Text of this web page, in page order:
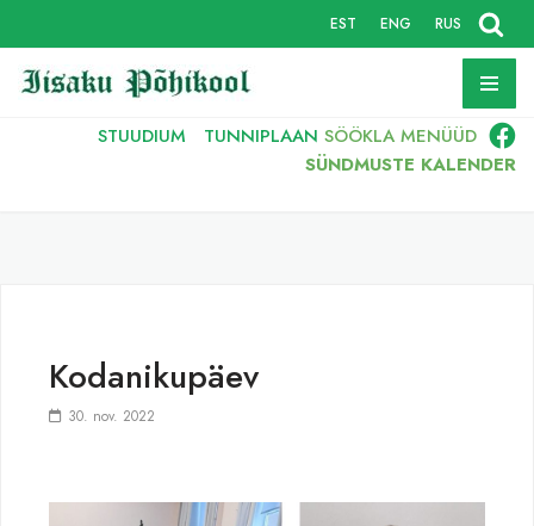
Skip
to
EST ENG RUS
STUUDIUM TUNNIPLAAN SÖÖKLA MENÜÜD
SÜNDMUSTE KALENDER
Kodanikupäev
30. nov. 2022